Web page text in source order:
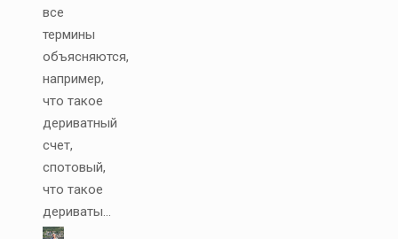
все
термины
объясняются,
например,
что такое
дериватный
счет,
спотовый,
что такое
дериваты...